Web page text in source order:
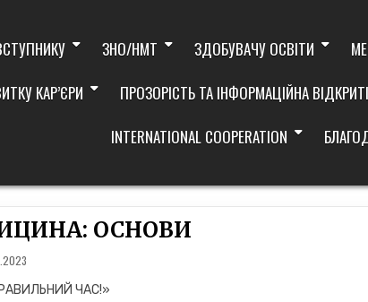
ЗНО/НМТ ЗДОБУВАЧУ ОСВІТИ
КАР’ЄРИ
ПРОЗОРІСТЬ ТА ІНФОРМАЦІЙНА
INTERNATIONAL COOPERATION
ОСНОВИ
ЧАС!»